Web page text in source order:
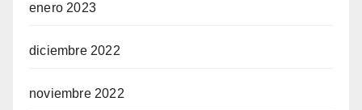
enero 2023
diciembre 2022
noviembre 2022